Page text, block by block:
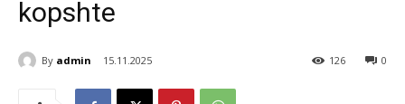
kopshte
By admin 15.11.2025 0
126